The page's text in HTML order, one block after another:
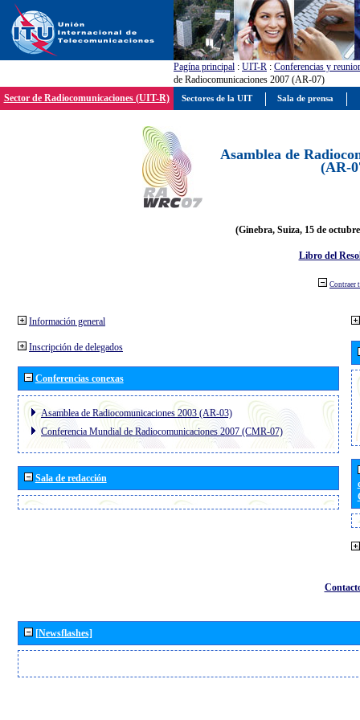
Pagína principal : UIT-R : Conferencias y
de Radiocomunicaciones 2007 (AR-07)
Sector de Radiocomunicaciones (UIT-R)
Asamblea de
(AR-
(Ginebra, Suiza, 15 de
Libro del
Contraer
Información general
Inscripción de delegados
Conferencias conexas
Asamblea de Radiocomunicaciones 2003 (AR-03)
Conferencia Mundial de Radiocomunicaciones 2007 (CMR-07)
Sala de redacción
[Newsflashes]
Sectores de la UIT Sala de prensa